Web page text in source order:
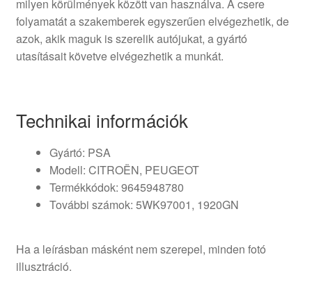
milyen körülmények között van használva. A csere
folyamatát a szakemberek egyszerűen elvégezhetik, de
azok, akik maguk is szerelik autójukat, a gyártó
utasításait követve elvégezhetik a munkát.
Technikai információk
Gyártó: PSA
Modell: CITROËN, PEUGEOT
Termékkódok: 9645948780
További számok: 5WK97001, 1920GN
Ha a leírásban másként nem szerepel, minden fotó
illusztráció.